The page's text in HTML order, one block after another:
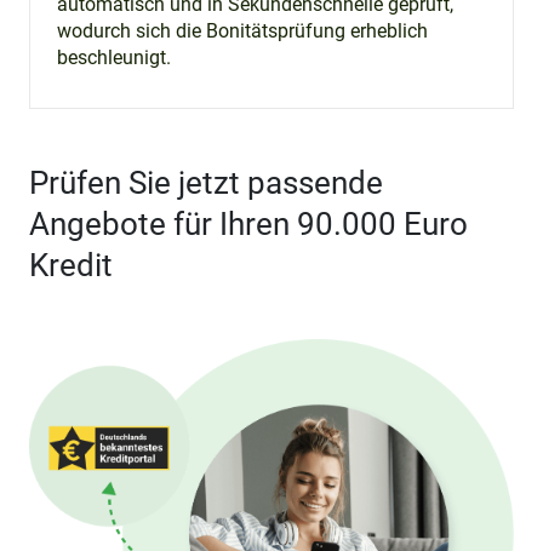
wodurch sich die Bonitätsprüfung erheblich
beschleunigt.
Prüfen Sie jetzt passende
Angebote für Ihren 90.000 Euro
Kredit